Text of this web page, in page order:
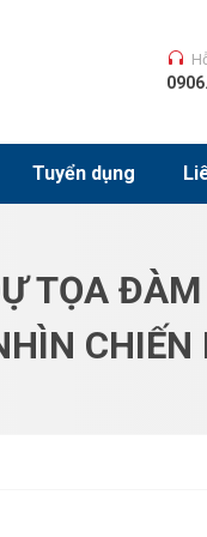
Tuyển dụng
TỌA
CHIẾN